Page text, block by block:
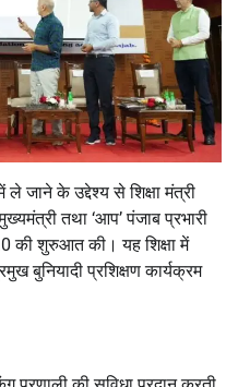
जाने के उद्देश्य से शिक्षा मंत्री
तथा ‘आप’ पंजाब प्रभारी
की शुरुआत की। यह शिक्षा में
बुनियादी प्रशिक्षण कार्यक्रम